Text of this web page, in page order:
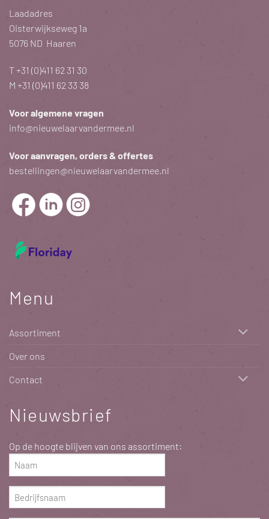
Laadadres
Oisterwijkseweg 1a
5076 ND Haaren
T+31 (0)411 62 31 30
M +31 (0)411 62 33 38
Voor algemene vragen
info@nieuwelaarvandermee.nl
Voor aanvragen, orders & offertes
bestellingen@nieuwelaarvandermee.nl
Menu
Assortiment
Over ons
Contact
Nieuwsbrief
Op de hoogte blijven van ons assortiment:
Naam
(Vereist)
Bedrijfsnaam
(Vereist)